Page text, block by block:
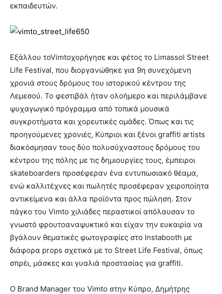
εκπαιδευτών.
Εξάλλου τoVimtoχορήγησε και φέτος το Limassol Street
Life Festival, που διοργανώθηκε για 9η συνεχόμενη
χρονιά στους δρόμους του ιστορικού κέντρου της
Λεμεσού. Το φεστιβάλ ήταν ολοήμερο και περιλάμβανε
ψυχαγωγικό πρόγραμμα από τοπικά μουσικά
συγκροτήματα και χορευτικές ομάδες. Όπως και τις
προηγούμενες χρονιές, Κύπριοι και ξένοι graffiti artists
διακόσμησαν τους δύο πολυσύχναστους δρόμους του
κέντρου της πόλης με τις δημιουργίες τους, έμπειροι
skateboarders προσέφεραν ένα εντυπωσιακό θέαμα,
ενώ καλλιτέχνες και πωλητές προσέφεραν χειροποίητα
αντικείμενα και άλλα προϊόντα προς πώληση. Στον
πάγκο του Vimto χιλιάδες περαστικοί απόλαυσαν το
γνωστό φρουτοαναψυκτικό και είχαν την ευκαιρία να
βγάλουν θεματικές φωτογραφίες στο Instabooth με
διάφορα props σχετικά με το Street Life Festival, όπως
σπρέι, μάσκες και γυαλιά προστασίας για graffiti.
Ο Brand Manager του Vimto στην Κύπρο, Δημήτρης